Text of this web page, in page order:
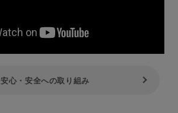
安心・安全への取り組み